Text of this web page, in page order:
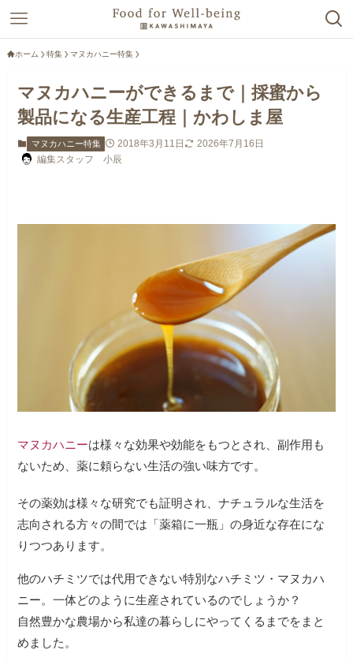
ホーム 特集 マヌカハニー特集
マヌカハニーができるまで｜採蜜から
製品になる生産工程｜かわしま屋
マヌカハニー特集 2018年3月11日
2026年7月16日
編集スタッフ 小辰
マヌカハニーは様々な効果や効能をもつとされ、副作用も
ないため、薬に頼らない生活の強い味方です。
その薬効は様々な研究でも証明され、ナチュラルな生活を
志向される方々の間では「薬箱に一瓶」の身近な存在にな
りつつあります。
他のハチミツでは代用できない特別なハチミツ・マヌカハ
ニー。一体どのように生産されているのでしょうか？
自然豊かな農場から私達の暮らしにやってくるまでをまと
めました。